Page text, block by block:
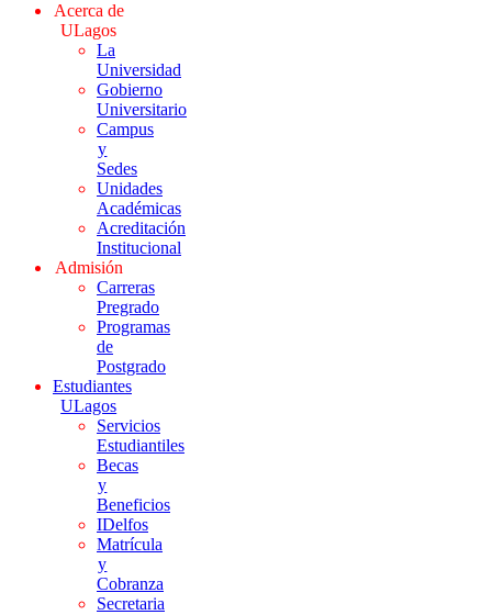
Acerca de
ULagos
La
Universidad
Gobierno
Universitario
Campus
y
Sedes
Unidades
Académicas
Acreditación
Institucional
Admisión
Carreras
Pregrado
Programas
de
Postgrado
Estudiantes
ULagos
Servicios
Estudiantiles
Becas
y
Beneficios
IDelfos
Matrícula
y
Cobranza
Secretaria